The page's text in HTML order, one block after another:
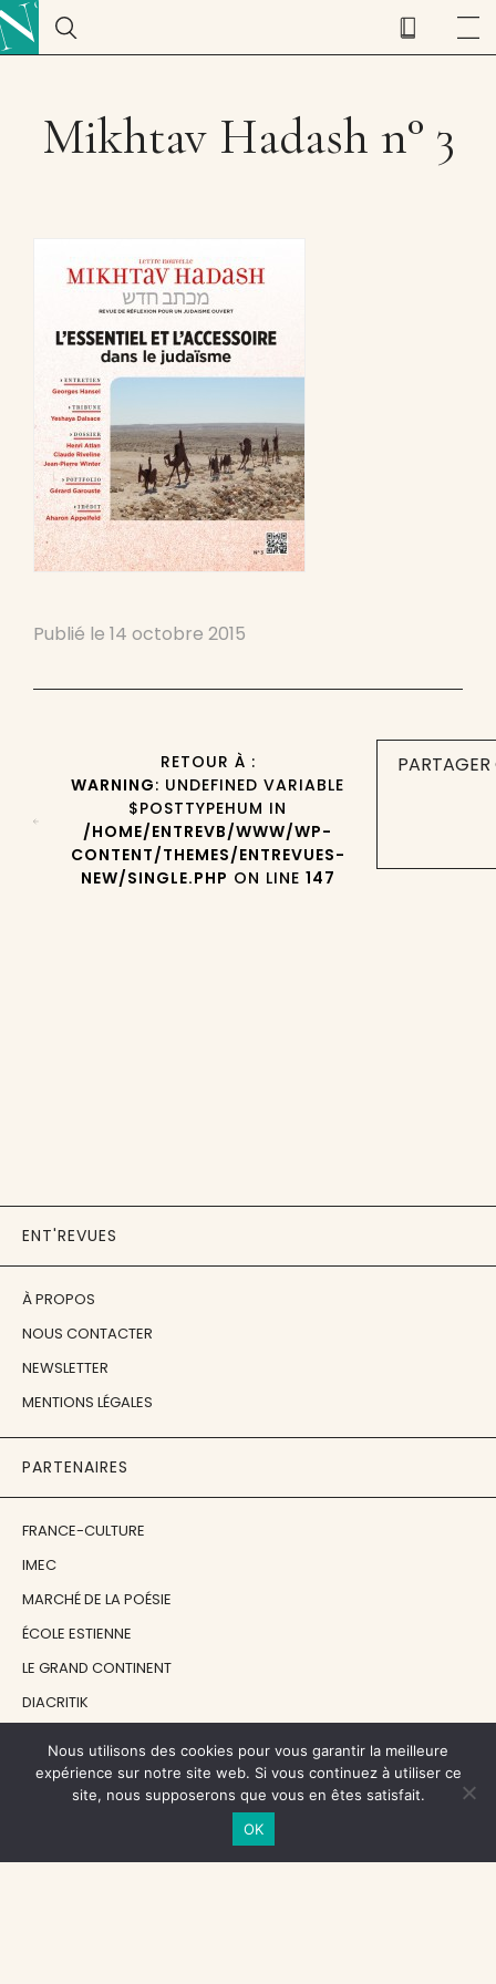
Mikhtav Hadash n° 3
Publié le 14 octobre 2015
RETOUR À :
WARNING: UNDEFINED VARIABLE
$POSTTYPEHUM IN
/HOME/ENTREVB/WWW/WP-
CONTENT/THEMES/ENTREVUES-
NEW/SINGLE.PHP ON LINE 147
ENT'REVUES
À PROPOS
NOUS CONTACTER
NEWSLETTER
MENTIONS LÉGALES
PARTENAIRES
FRANCE-CULTURE
IMEC
MARCHÉ DE LA POÉSIE
ÉCOLE ESTIENNE
LE GRAND CONTINENT
DIACRITIK
NOS SOUTIENS
CENTRE NATIONAL DU LIVRE
Nous utilisons des cookies pour vous garantir la meilleure
expérience sur notre site web. Si vous continuez à utiliser ce
site, nous supposerons que vous en êtes satisfait.
OK